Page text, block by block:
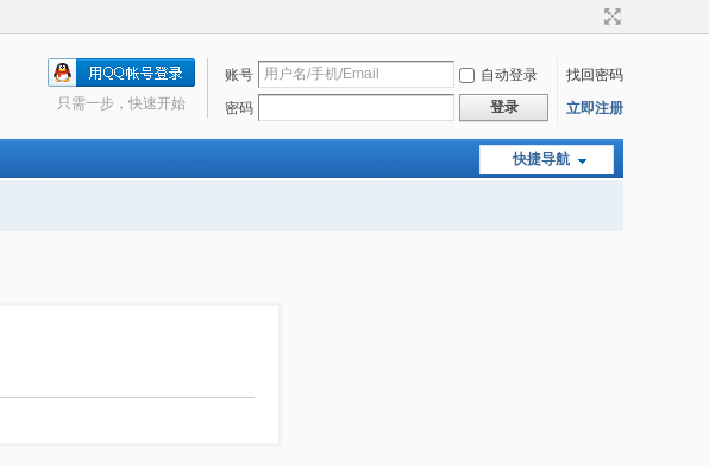
账号 自动登录
找回密码
密码
登录 立即注册
只需一步，快速开始
快捷导航